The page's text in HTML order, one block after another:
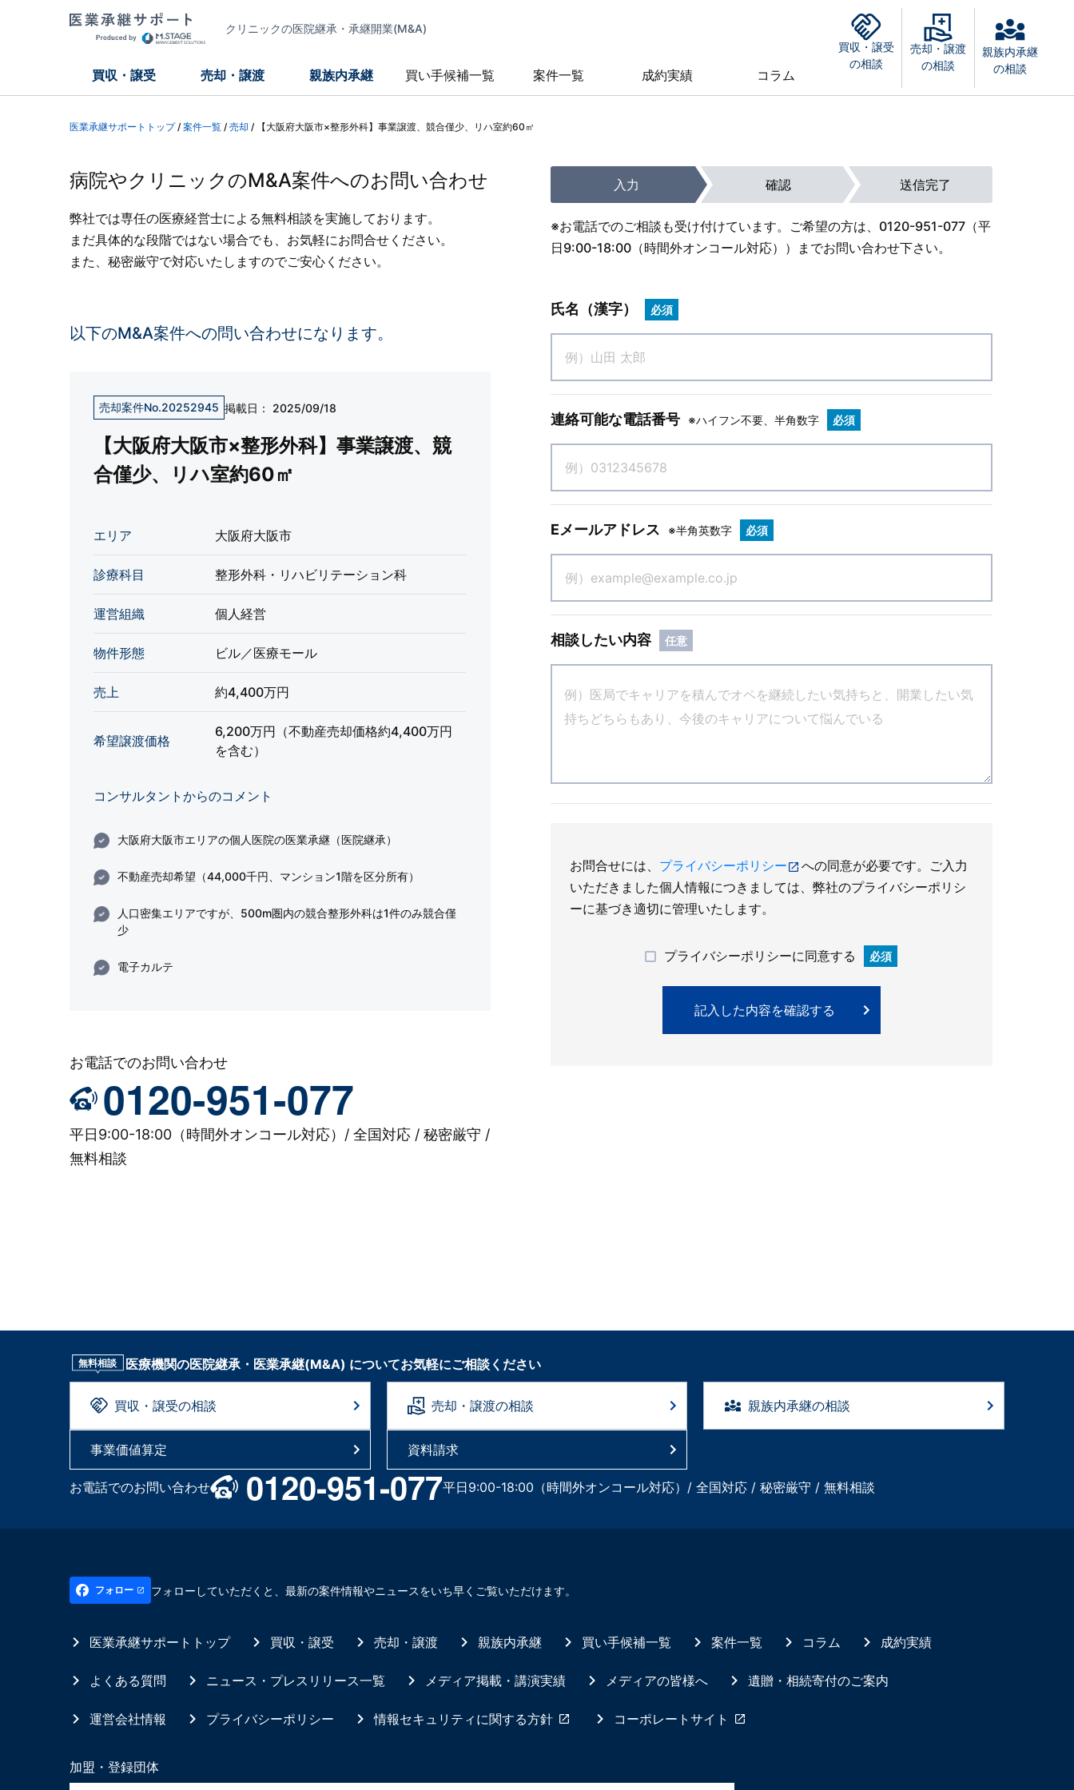
クリニックの医院継承・承継開業(M&A)
買収・譲受 売却・譲渡 親族内承継 買い手候補一覧 案件一覧 成約実績 コラム
買収・譲受
の相談
売却・譲渡
の相談
親族内承継
の相談
医業承継サポートトップ/ 案件一覧 / 売却 / 【大阪府大阪市×整形外科】事業譲渡、競合僅少、リハ室約60㎡
病院やクリニックのM&A案件へのお問い合わせ
弊社では専任の医療経営士による無料相談を実施しております。
まだ具体的な段階ではない場合でも、お気軽にお問合せください。
また、秘密厳守で対応いたしますのでご安心ください。
以下のM&A案件への問い合わせになります。
売却案件No.20252945 掲載日： 2025/09/18
【大阪府大阪市×整形外科】事業譲渡、競
合僅少、リハ室約60㎡
エリア 大阪府大阪市
診療科目 整形外科・リハビリテーション科
運営組織 個人経営
物件形態 ビル／医療モール
売上 約4,400万円
希望譲渡価格
6,200万円（不動産売却価格約4,400万円
を含む）
コンサルタントからのコメント
大阪府大阪市エリアの個人医院の医業承継（医院継承）
不動産売却希望（44,000千円、マンション1階を区分所有）
人口密集エリアですが、500m圏内の競合整形外科は1件のみ競合僅
少
電子カルテ
お電話でのお問い合わせ
0120-951-077
平日9:00-18:00（時間外オンコール対応）/ 全国対応 / 秘密厳守 /
無料相談
入力 確認 送信完了
※お電話でのご相談も受け付けています。ご希望の方は、 0120-951-077（平
日9:00-18:00（時間外オンコール対応））までお問い合わせ下さい。
氏名（漢字） 必須
連絡可能な電話番号 ※ハイフン不要、半角数字 必須
Eメールアドレス ※半角英数字 必須
相談したい内容 任意
お問合せには、 プライバシーポリシー
への同意が必要です。ご入力
いただきました個人情報につきましては、弊社のプライバシーポリシ
ーに基づき適切に管理いたします。
プライバシーポリシーに同意する 必須
無料相談 医療機関の医院継承・医業承継(M&A) についてお気軽にご相談ください
買収・譲受の相談 売却・譲渡の相談 親族内承継の相談
事業価値算定 資料請求
お電話でのお問い合わせ 0120-951-077平日9:00-18:00（時間外オンコール対応）/ 全国対応 / 秘密厳守 / 無料相談
フォロー フォローしていただくと、最新の案件情報やニュースをいち早くご覧いただけます。
医業承継サポートトップ 買収・譲受 売却・譲渡 親族内承継 買い手候補一覧 案件一覧 コラム 成約実績
よくある質問 ニュース・プレスリリース一覧 メディア掲載・講演実績 メディアの皆様へ 遺贈・相続寄付のご案内
運営会社情報 プライバシーポリシー 情報セキュリティに関する方針 コーポレートサイト
加盟・登録団体